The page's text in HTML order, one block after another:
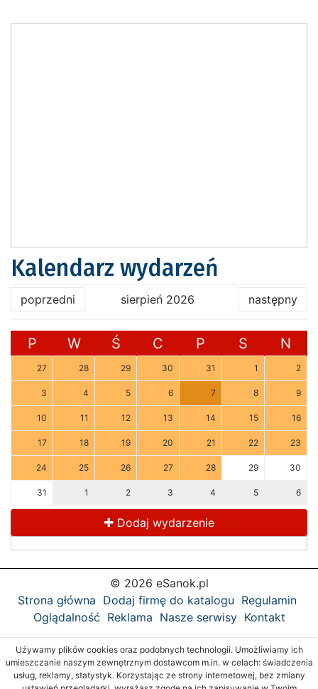
Kalendarz wydarzeń
poprzedni sierpień 2026 następny
P W Ś C P S N
27 28 29 30 31 1 2
3 4 5 6 7 8 9
10 11 12 13 14 15 16
17 18 19 20 21 22 23
24 25 26 27 28 29 30
31 1 2 3 4 5 6
Dodaj wydarzenie
© 2026 eSanok.pl
Strona główna Dodaj firmę do katalogu Regulamin
Oglądalność Reklama Nasze serwisy Kontakt
Używamy plików cookies oraz podobnych technologii. Umożliwiamy ich
umieszczanie naszym zewnętrznym dostawcom m.in. w celach: świadczenia
usług, reklamy, statystyk. Korzystając ze strony internetowej, bez zmiany